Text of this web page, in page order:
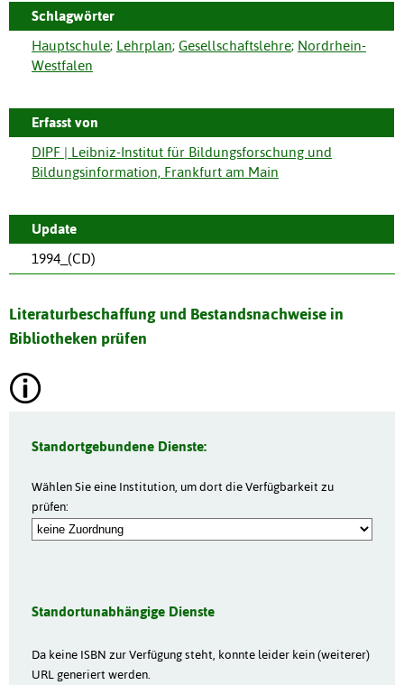
Schlagwörter
Hauptschule; Lehrplan; Gesellschaftslehre; Nordrhein-
Westfalen
Erfasst von
DIPF | Leibniz-Institut für Bildungsforschung und
Bildungsinformation, Frankfurt am Main
Update
1994_(CD)
Literaturbeschaffung und Bestandsnachweise in
Bibliotheken prüfen
Standortgebundene Dienste:
Wählen Sie eine Institution, um dort die Verfügbarkeit zu
prüfen:
Standortunabhängige Dienste
Da keine ISBN zur Verfügung steht, konnte leider kein (weiterer)
URL generiert werden.